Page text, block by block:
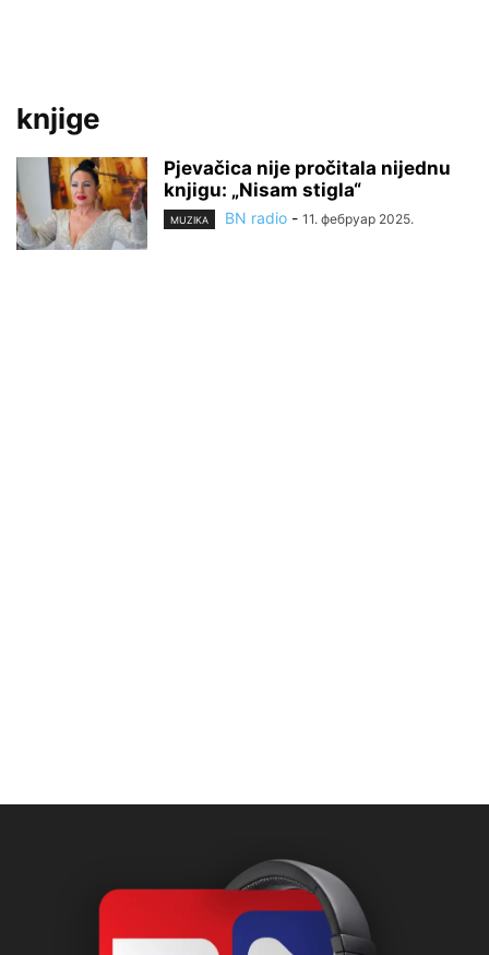
knjige
Pjevačica nije pročitala nijednu
knjigu: „Nisam stigla“
MUZIKA BN radio - 11. фебруар 2025.